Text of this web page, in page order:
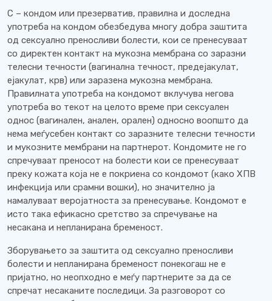
C – кондом или презерватив, правилна и доследна
употреба на кондом обезбедува многу добра заштита
од сексуално преносливи болести, кои се пренесуваат
со директен контакт на мукозна мембрана со заразни
телесни течности (вагинална течност, предејакулат,
ејакулат, крв) или заразена мукозна мембрана.
Правилната употреба на кондомот вклучува негова
употреба во текот на целото време при сексуален
однос (вагинален, анален, орален) односно воопшто да
нема меѓусебен контакт со заразните телесни течности
и мукозните мембрани на партнерот. Кондомите не го
спречуваат преносот на болести кои се пренесуваат
преку кожата која не е покриена со кондомот (како ХПВ
инфекција или срамни вошки), но значително ја
намалуваат веројатноста за пренесување. Кондомот е
исто така ефикасно сретство за спречување на
несакана и непланирана бременост.
Зборувањето за заштита од сексуално преносливи
болести и непланирана бременост понекогаш не е
пријатно, но неопходно е меѓу партнерите за да се
спречат несаканите последици. За разговорот со